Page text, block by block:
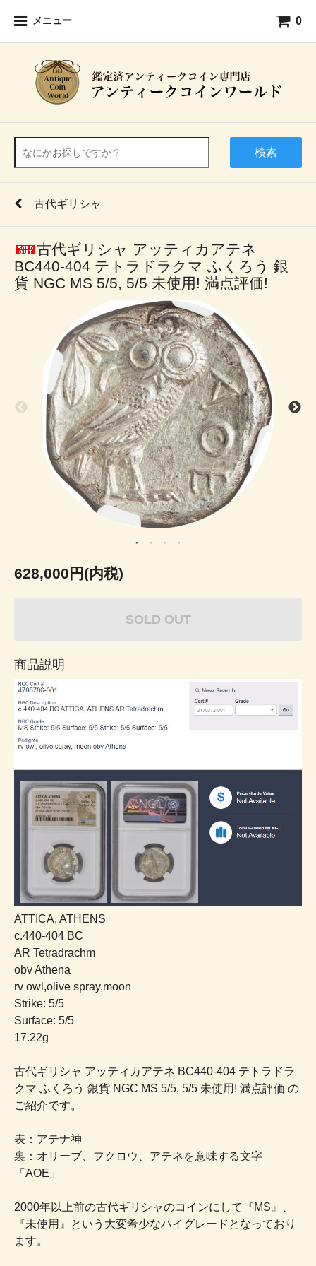
メニュー 0
検索
古代ギリシャ
古代ギリシャ アッティカアテネ
BC440-404 テトラドラクマ ふくろう 銀
貨 NGC MS 5/5, 5/5 未使用! 満点評価!
628,000円(内税)
SOLD OUT
商品説明
ATTICA, ATHENS
c.440-404 BC
AR Tetradrachm
obv Athena
rv owl,olive spray,moon
Strike: 5/5
Surface: 5/5
17.22g
古代ギリシャ アッティカアテネ BC440-404 テトラドラ
クマ ふくろう 銀貨 NGC MS 5/5, 5/5 未使用! 満点評価 の
ご紹介です。
表：アテナ神
裏：オリーブ、フクロウ、アテネを意味する文字
「AOE」
2000年以上前の古代ギリシャのコインにして『MS』、
『未使用』という大変希少なハイグレードとなっており
ます。